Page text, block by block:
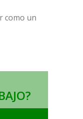
como un